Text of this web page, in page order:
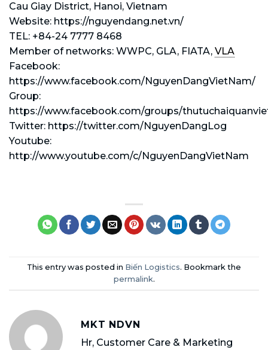
Cau Giay District, Hanoi, Vietnam
Website: https://nguyendang.net.vn/
TEL: +84-24 7777 8468
Member of networks: WWPC, GLA, FIATA, VLA
Facebook:
https://www.facebook.com/NguyenDangVietNam/
Group:
https://www.facebook.com/groups/
Twitter: https://twitter.com/NguyenDangLog
Youtube:
http://www.youtube.com/c/NguyenDangVietNam
This entry was posted in Biến Logistics. Bookmark the
permalink.
MKT NDVN
Hr, Customer Care & Marketing